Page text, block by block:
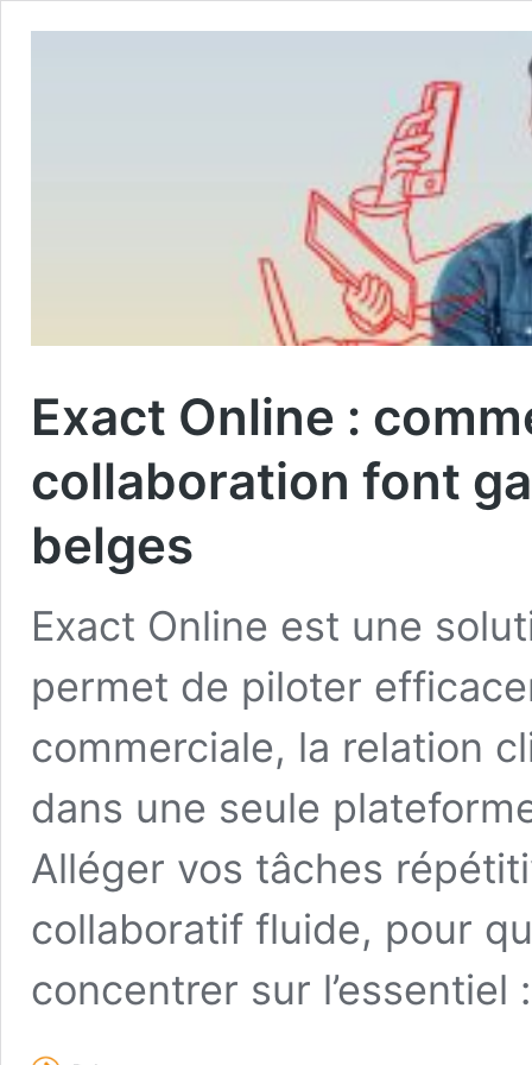
Exact Online :
collaboration font
belges
Exact Online est une
permet de piloter
commerciale, la relation
dans une seule
Alléger vos tâches
collaboratif fluide, pour
concentrer sur